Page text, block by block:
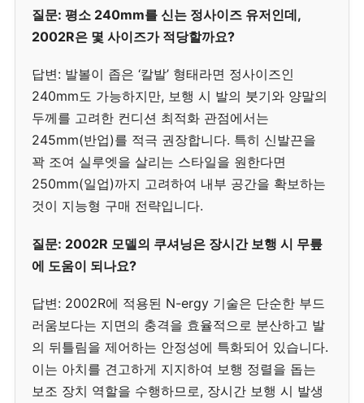
질문: 평소 240mm를 신는 정사이즈 유저인데,
2002R은 몇 사이즈가 적당할까요?
답변: 발볼이 좁은 ‘칼발’ 형태라면 정사이즈인
240mm도 가능하지만, 보행 시 발의 붓기와 양말의
두께를 고려한 컨디션 최적화 관점에서는
245mm(반업)를 적극 권장합니다. 특히 신발끈을
꽉 조여 실루엣을 살리는 스타일을 원한다면
250mm(일업)까지 고려하여 내부 공간을 확보하는
것이 지능형 구매 전략입니다.
질문: 2002R 모델의 쿠셔닝은 장시간 보행 시 무릎
에 도움이 되나요?
답변: 2002R에 적용된 N-ergy 기술은 단순한 부드
러움보다는 지면의 충격을 효율적으로 분산하고 발
의 뒤틀림을 제어하는 안정성에 특화되어 있습니다.
이는 아치를 견고하게 지지하여 보행 정렬을 돕는
보조 장치 역할을 수행하므로, 장시간 보행 시 발생